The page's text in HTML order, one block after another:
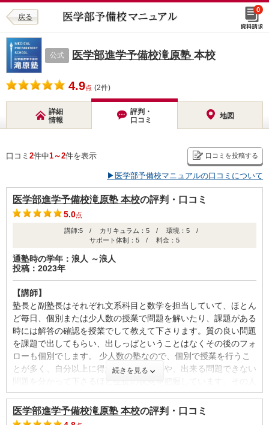
戻る
0
公式 医学部進学予備校滝原塾 本校
4.9点 (2件)
詳細
情報
評判・
口コミ
地図
口コミ 2件中1～2件を表示 口コミを投稿する
▶医学部予備校マニュアルの口コミについて
医学部進学予備校滝原塾 本校の評判・口コミ
5.0点
講師:5 / カリキュラム：5 / 環境：5 /
サポート体制：5 / 料金：5
通塾時の学年：浪人 ～浪人
投稿：2023年
【講師】
塾長と副塾長はそれぞれ文系科目と数学を担当していて、ほとん
ど毎日、個別または少人数の授業で問題を解いたり、課題がある
時には解答の確認を授業でして教えて下さります。質の良い問題
を課題で出してもらい、出しっぱということはなくその後のフォ
ローも個別でします。 少人数の塾なので、個別で授業を行うこ
とが多く、自分以上に得意不得意なことや、出来る問題できない
の学力が伸びるように授業内容や課題を別々に変えて、その人に
合わせて下さります。 先生方との距離は近く、いつの時間も同
じ空間にいます。ですので気になった時にすぐに質問などに行
続きを見る
医学部進学予備校滝原塾 本校の評判・口コミ